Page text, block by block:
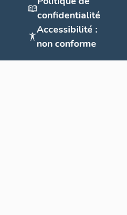
confidentialité
Accessibilité :
non conforme